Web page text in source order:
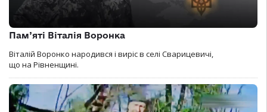
Пам’яті Віталія Воронка
Віталій Воронко народився і виріс в селі Сварицевичі,
що на Рівненщині.